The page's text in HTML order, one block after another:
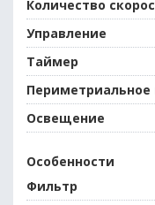
Количество
Управление
Таймер
Периметриальное
Освещение
Особенности
Фильтр